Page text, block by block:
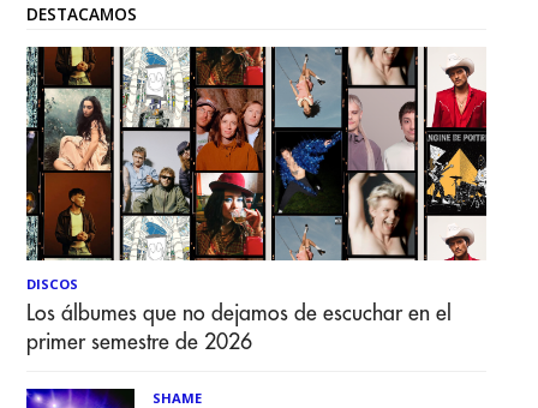
DESTACAMOS
DISCOS
Los álbumes que no dejamos de escuchar en el
primer semestre de 2026
SHAME